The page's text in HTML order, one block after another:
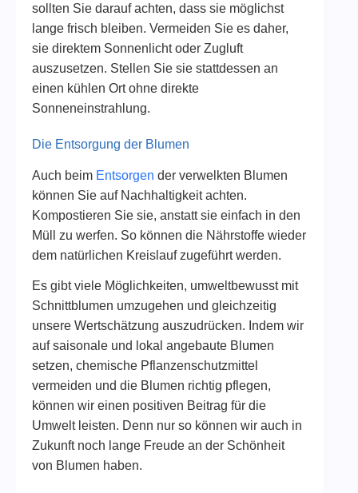
sollten Sie darauf achten, dass sie möglichst
lange frisch bleiben. Vermeiden Sie es daher,
sie direktem Sonnenlicht oder Zugluft
auszusetzen. Stellen Sie sie stattdessen an
einen kühlen Ort ohne direkte
Sonneneinstrahlung.
Die Entsorgung der Blumen
Auch beim Entsorgen der verwelkten Blumen
können Sie auf Nachhaltigkeit achten.
Kompostieren Sie sie, anstatt sie einfach in den
Müll zu werfen. So können die Nährstoffe wieder
dem natürlichen Kreislauf zugeführt werden.
Es gibt viele Möglichkeiten, umweltbewusst mit
Schnittblumen umzugehen und gleichzeitig
unsere Wertschätzung auszudrücken. Indem wir
auf saisonale und lokal angebaute Blumen
setzen, chemische Pflanzenschutzmittel
vermeiden und die Blumen richtig pflegen,
können wir einen positiven Beitrag für die
Umwelt leisten. Denn nur so können wir auch in
Zukunft noch lange Freude an der Schönheit
von Blumen haben.